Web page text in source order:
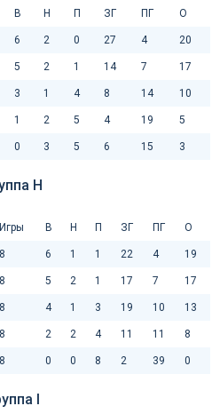
В Н П ЗГ ПГ О
6 2 0 27 4 20
5 2 1 14 7 17
3 1 4 8 14 10
1 2 5 4 19 5
0 3 5 6 15 3
H
Игры В Н П ЗГ ПГ О
8 6 1 1 22 4 19
8 5 2 1 17 7 17
8 4 1 3 19 10 13
8 2 2 4 11 11 8
8 0 0 8 2 39 0
I